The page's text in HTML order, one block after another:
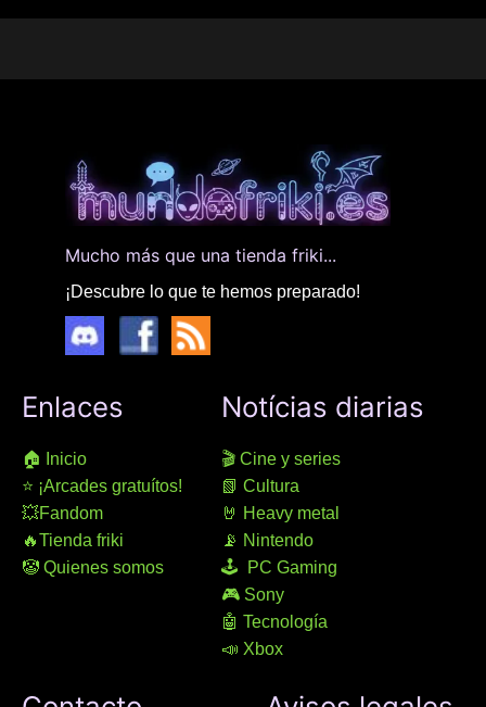
Mucho más que una tienda friki...
¡Descubre lo que te hemos preparado!
Enlaces
🏠 Inicio
⭐ ¡Arcades gratuítos!
💥Fandom
🔥Tienda friki
🤡 Quienes somos
Notícias diarias
🎬 Cine y series
📗 Cultura
🤘 Heavy metal
📡 Nintendo
🕹 PC Gaming
🎮 Sony
🤖 Tecnología
📣 Xbox